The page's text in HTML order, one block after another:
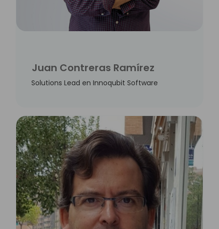
Juan Contreras Ramírez
Solutions Lead en Innoqubit Software